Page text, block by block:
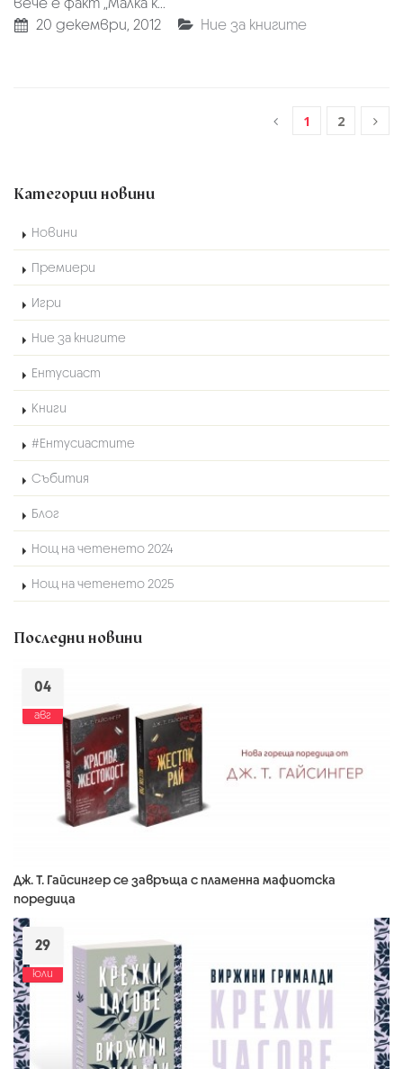
20 декември, 2012
Ние за книгите
1 2
Категории новини
Новини
Премиери
Игри
Ние за книгите
Ентусиаст
Книги
#Ентусиастите
Събития
Блог
Нощ на четенето 2024
Нощ на четенето 2025
Последни новини
04
авг
Дж. Т. Гайсингер се завръща с пламенна мафиотска
поредица
29
юли